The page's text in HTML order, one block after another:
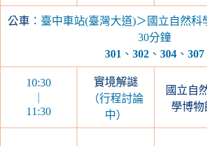
公車 ：臺中車站(臺灣大道)＞國立自然
30分鐘
301 、 302 、 304 、 307
10:30
11:30
實境解謎
（行程討論
中）
國立自
學博物